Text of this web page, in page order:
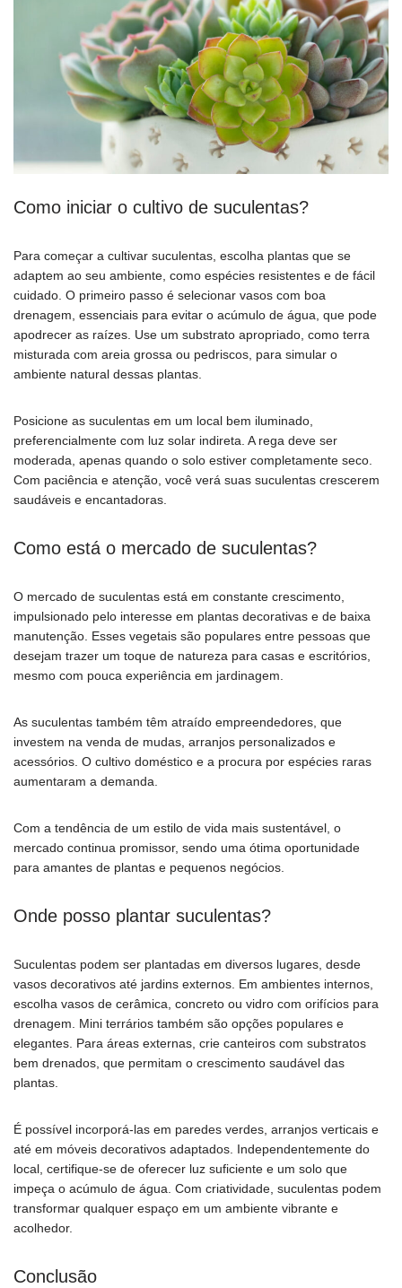
Como iniciar o cultivo de suculentas?
Para começar a cultivar suculentas, escolha plantas que se
adaptem ao seu ambiente, como espécies resistentes e de fácil
cuidado. O primeiro passo é selecionar vasos com boa
drenagem, essenciais para evitar o acúmulo de água, que pode
apodrecer as raízes. Use um substrato apropriado, como terra
misturada com areia grossa ou pedriscos, para simular o
ambiente natural dessas plantas.
Posicione as suculentas em um local bem iluminado,
preferencialmente com luz solar indireta. A rega deve ser
moderada, apenas quando o solo estiver completamente seco.
Com paciência e atenção, você verá suas suculentas crescerem
saudáveis e encantadoras.
Como está o mercado de suculentas?
O mercado de suculentas está em constante crescimento,
impulsionado pelo interesse em plantas decorativas e de baixa
manutenção. Esses vegetais são populares entre pessoas que
desejam trazer um toque de natureza para casas e escritórios,
mesmo com pouca experiência em jardinagem.
As suculentas também têm atraído empreendedores, que
investem na venda de mudas, arranjos personalizados e
acessórios. O cultivo doméstico e a procura por espécies raras
aumentaram a demanda.
Com a tendência de um estilo de vida mais sustentável, o
mercado continua promissor, sendo uma ótima oportunidade
para amantes de plantas e pequenos negócios.
Onde posso plantar suculentas?
Suculentas podem ser plantadas em diversos lugares, desde
vasos decorativos até jardins externos. Em ambientes internos,
escolha vasos de cerâmica, concreto ou vidro com orifícios para
drenagem. Mini terrários também são opções populares e
elegantes. Para áreas externas, crie canteiros com substratos
bem drenados, que permitam o crescimento saudável das
plantas.
É possível incorporá-las em paredes verdes, arranjos verticais e
até em móveis decorativos adaptados. Independentemente do
local, certifique-se de oferecer luz suficiente e um solo que
impeça o acúmulo de água. Com criatividade, suculentas podem
transformar qualquer espaço em um ambiente vibrante e
acolhedor.
Conclusão